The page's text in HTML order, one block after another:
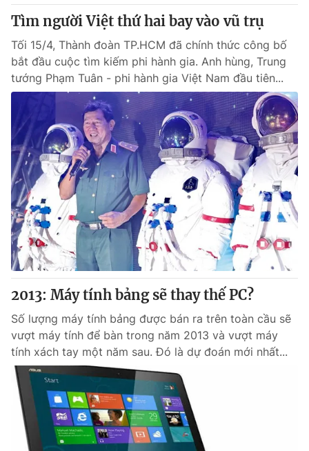
Tìm người Việt thứ hai bay vào vũ trụ
Tối 15/4, Thành đoàn TP.HCM đã chính thức công bố
bắt đầu cuộc tìm kiếm phi hành gia. Anh hùng, Trung
tướng Phạm Tuân - phi hành gia Việt Nam đầu tiên...
2013: Máy tính bảng sẽ thay thế PC?
Số lượng máy tính bảng được bán ra trên toàn cầu sẽ
vượt máy tính để bàn trong năm 2013 và vượt máy
tính xách tay một năm sau. Đó là dự đoán mới nhất...